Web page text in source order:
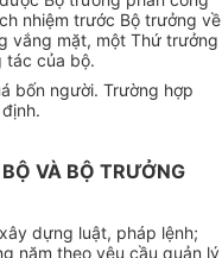
nhiệm trước Bộ trưởng về
vắng mặt, một Thứ trưởng
tác của bộ.
bốn người. Trường hợp
VÀ BỘ TRƯỞNG
dựng luật, pháp lệnh;
năm theo yêu cầu quản lý